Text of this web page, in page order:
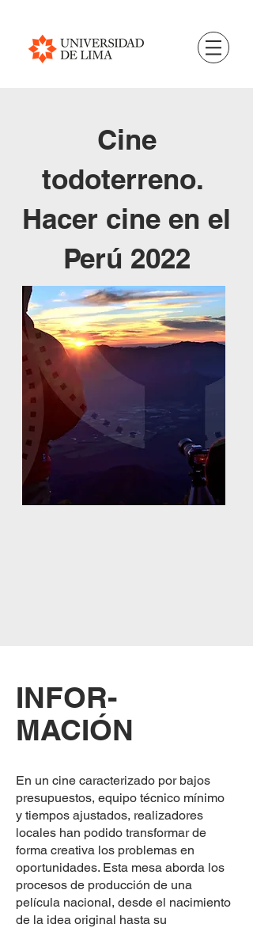
Cine
todoterreno.
Hacer cine en el
Perú 2022
INFOR-
MACIÓN
En un cine caracterizado por bajos
presupuestos, equipo técnico mínimo
y tiempos ajustados, realizadores
locales han podido transformar de
forma creativa los problemas en
oportunidades. Esta mesa aborda los
procesos de producción de una
película nacional, desde el nacimiento
de la idea original hasta su